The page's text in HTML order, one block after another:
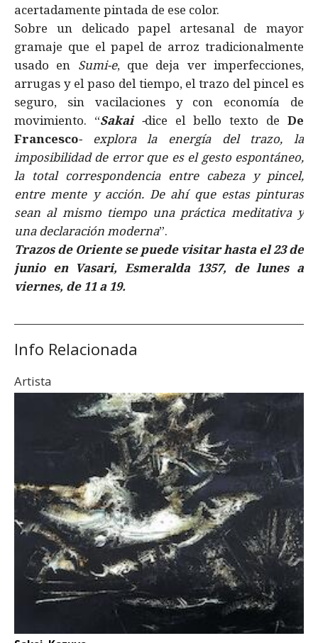
acertadamente pintada de ese color.
Sobre un delicado papel artesanal de mayor
gramaje que el papel de arroz tradicionalmente
usado en Sumi-e, que deja ver imperfecciones,
arrugas y el paso del tiempo, el trazo del pincel es
seguro, sin vacilaciones y con economía de
movimiento. “Sakai-dice el bello texto de De
Francesco- explora la energía del trazo, la
imposibilidad de error que es el gesto espontáneo,
la total correspondencia entre cabeza y pincel,
entre mente y acción. De ahí que estas pinturas
sean al mismo tiempo una práctica meditativa y
una declaración moderna”.
Trazos de Oriente se puede visitar hasta el 23 de
junio en Vasari, Esmeralda 1357, de lunes a
viernes, de 11 a 19.
Info Relacionada
Artista